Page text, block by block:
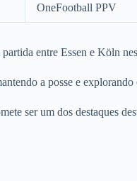
OneFootball PPV
entre Essen e Köln
a posse e explorando
ser um dos destaques